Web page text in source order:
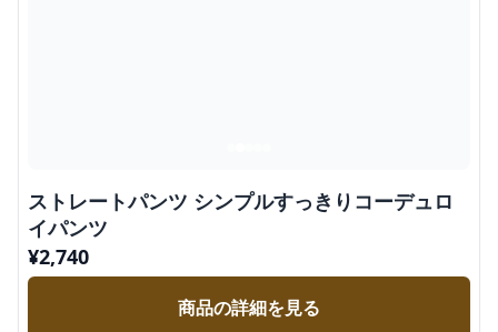
ストレートパンツ シンプルすっきりコーデュロ
イパンツ
¥2,740
商品の詳細を見る